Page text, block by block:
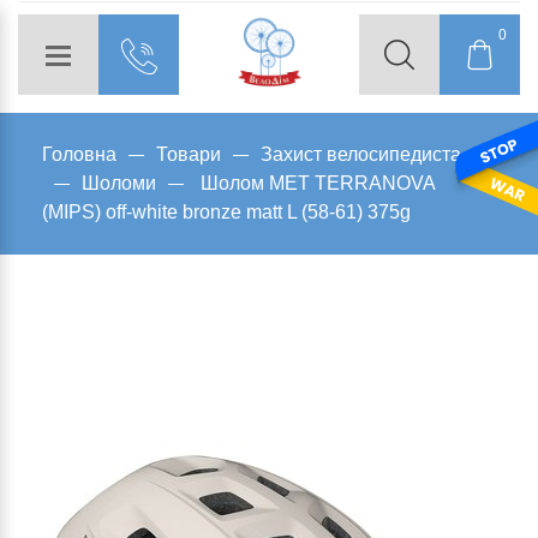
0
Головна Товари
Захист велосипедиста
Шоломи
Шолом MET TERRANOVA
(MIPS) off-white bronze matt L (58-61) 375g